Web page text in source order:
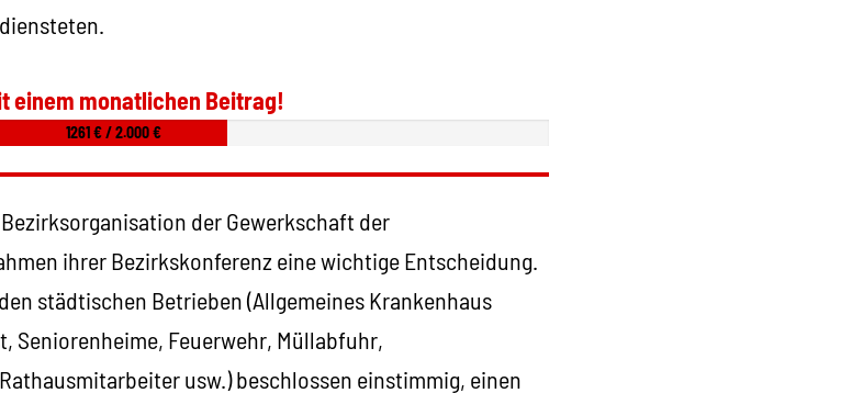
einem monatlichen Beitrag!
1261 € / 2.000 €
der Gewerkschaft der
ihrer Bezirkskonferenz eine wichtige Entscheidung.
städtischen Betrieben (Allgemeines Krankenhaus
Seniorenheime, Feuerwehr, Müllabfuhr,
usw.) beschlossen einstimmig, einen